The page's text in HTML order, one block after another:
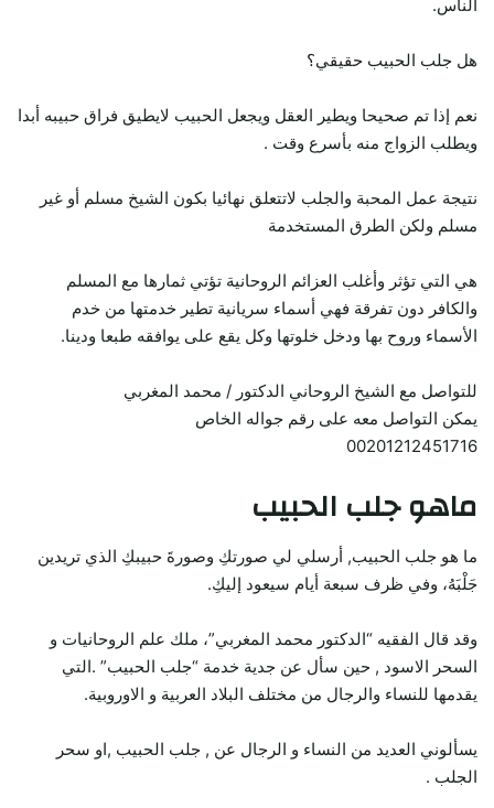
الناس.
هل جلب الحبيب حقيقي؟
نعم إذا تم صحيحا ويطير العقل ويجعل الحبيب لايطيق فراق حبيبه أبدا
ويطلب الزواج منه بأسرع وقت .
نتيجة عمل المحبة والجلب لاتتعلق نهائيا بكون الشيخ مسلم أو غير
مسلم ولكن الطرق المستخدمة
هي التي تؤثر وأغلب العزائم الروحانية تؤتي ثمارها مع المسلم
والكافر دون تفرقة فهي أسماء سريانية تطير خدمتها من خدم
الأسماء وروح بها ودخل خلوتها وكل يقع على يوافقه طبعا ودينا.
للتواصل مع الشيخ الروحاني الدكتور / محمد المغربي
يمكن التواصل معه على رقم جواله الخاص
00201212451716
ماهو جلب الحبيب
ما هو جلب الحبيب, أرسلي لي صورتكِ وصورةَ حبيبكِ الذي تريدين
جَلْبَهُ، وفي ظرف سبعة أيام سيعود إليكِ.
وقد قال الفقيه “الدكتور محمد المغربي”، ملك علم الروحانيات و
السحر الاسود , حين سأل عن جدية خدمة “جلب الحبيب” .التي
يقدمها للنساء والرجال من مختلف البلاد العربية و الاوروبية.
يسألوني العديد من النساء و الرجال عن , جلب الحبيب ,او سحر
الجلب .